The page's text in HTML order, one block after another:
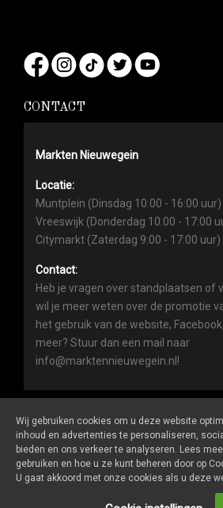
CONTACT
Markten Nieuwegein
Locatie:
Muntplein (Dinsdag 10:00 - 16:00 uur)
Vreeswijk (Donderdag 10:00 - 17:00
Citymarkt (Zaterdag 9:00 - 17:00 uur)
Contact:
Heb je vragen over standplaatsen of
wil je meer weten over de promotie
het gebruik van de website,
meer? Stuur dan een mail naar
info@marktennieuwegein.nl!
Marktennieuwegein.nlis een website
ALGEMENE
Wij gebruiken cookies om u deze website
inhoud en advertenties te personaliseren,
bieden en ons verkeer te analyseren. Lees
gebruiken en hoe u ze kunt beheren door op
U gaat akkoord met onze cookies als u deze